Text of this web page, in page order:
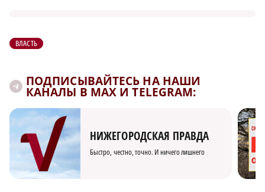
ВЛАСТЬ
ПОДПИСЫВАЙТЕСЬ НА НАШИ
КАНАЛЫ В MAX И TELEGRAM:
НИЖЕГОРОДСКАЯ ПРАВДА
Быстро, честно, точно. И ничего лишнего